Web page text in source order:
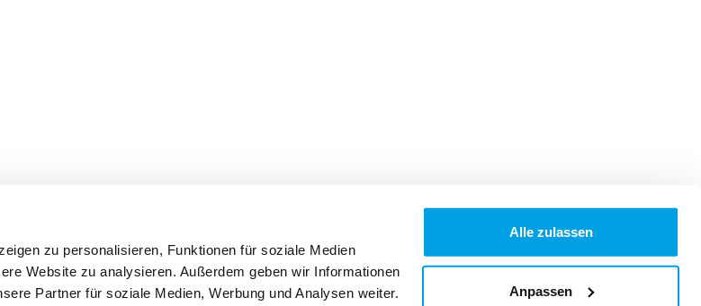
zu personalisieren, Funktionen für soziale Medien
Website zu analysieren. Außerdem geben wir Informationen
Partner für soziale Medien, Werbung und Analysen weiter.
Alle zulassen
Anpassen